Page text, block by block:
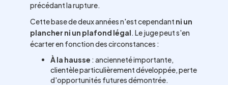
précédant la rupture.
Cette base de deux années n'est cependant ni un
plancher ni un plafond légal. Le juge peut s'en
écarter en fonction des circonstances :
À la hausse : ancienneté importante,
clientèle particulièrement développée, perte
d'opportunités futures démontrée.